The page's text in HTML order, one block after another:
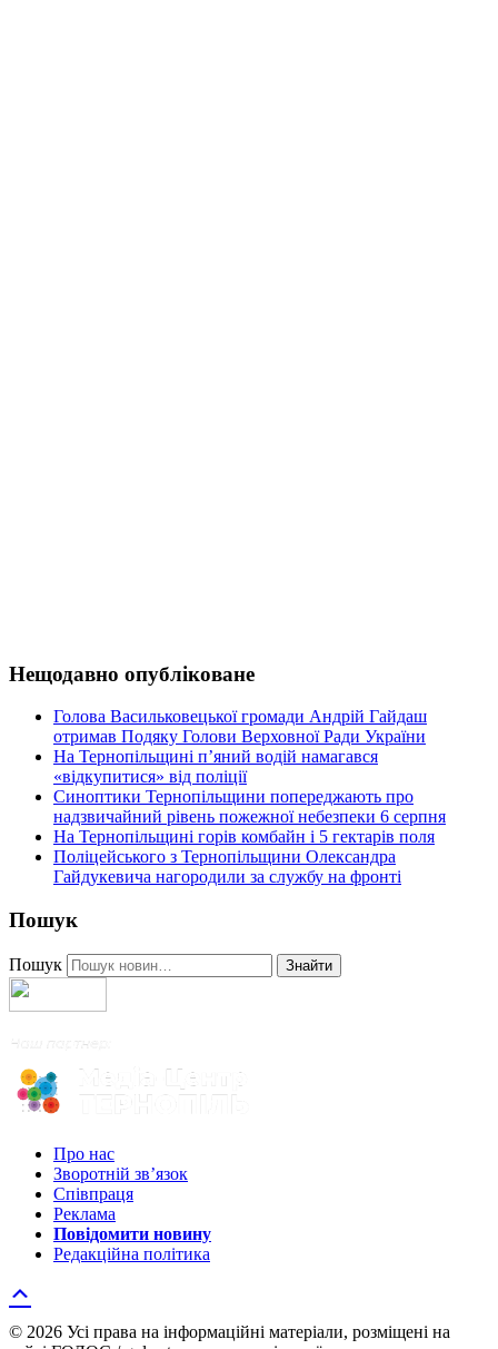
Нещодавно опубліковане
Голова Васильковецької громади Андрій Гайдаш
отримав Подяку Голови Верховної Ради України
На Тернопільщині п’яний водій намагався
«відкупитися» від поліції
Синоптики Тернопільщини попереджають про
надзвичайний рівень пожежної небезпеки 6 серпня
На Тернопільщині горів комбайн і 5 гектарів поля
Поліцейського з Тернопільщини Олександра
Гайдукевича нагородили за службу на фронті
Пошук
Пошук Знайти
Про нас
Зворотній зв’язок
Співпраця
Реклама
Повідомити новину
Редакційна політика
© 2026 Усі права на інформаційні матеріали, розміщені на